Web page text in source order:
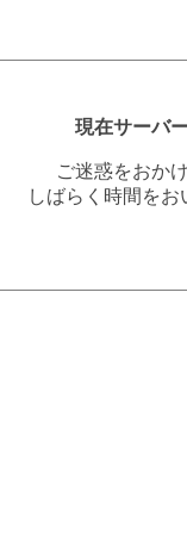
現在サーバ
ご迷惑をおか
しばらく時間を